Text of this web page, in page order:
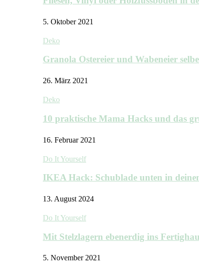
5. Oktober 2021
Deko
Granola Ostereier und Wabeneier
26. März 2021
Deko
10 praktische Mama Hacks und das
16. Februar 2021
Do It Yourself
IKEA Hack: Schublade unten in
13. August 2024
Do It Yourself
Mit Stelzlagern ebenerdig ins
5. November 2021